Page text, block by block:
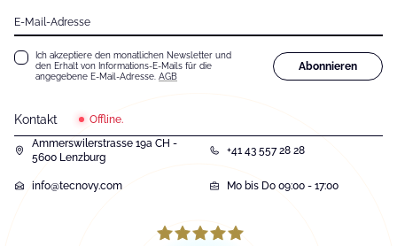
Kontakt
Offline.
Ammerswilerstrasse 19a CH -
5600 Lenzburg
+41 43 557 28 28
info@tecnovy.com Mo bis Do 09:00 - 17:00
E-Mail-Adresse
Ich akzeptiere den monatlichen Newsletter und
den Erhalt von Informations-E-Mails für die
angegebene E-Mail-Adresse. AGB
Abonnieren